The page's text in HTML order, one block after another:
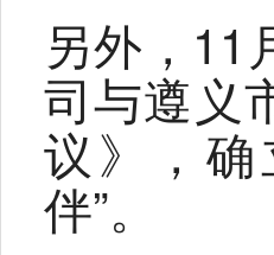
另外，11
司与遵义
议》，
伴”。